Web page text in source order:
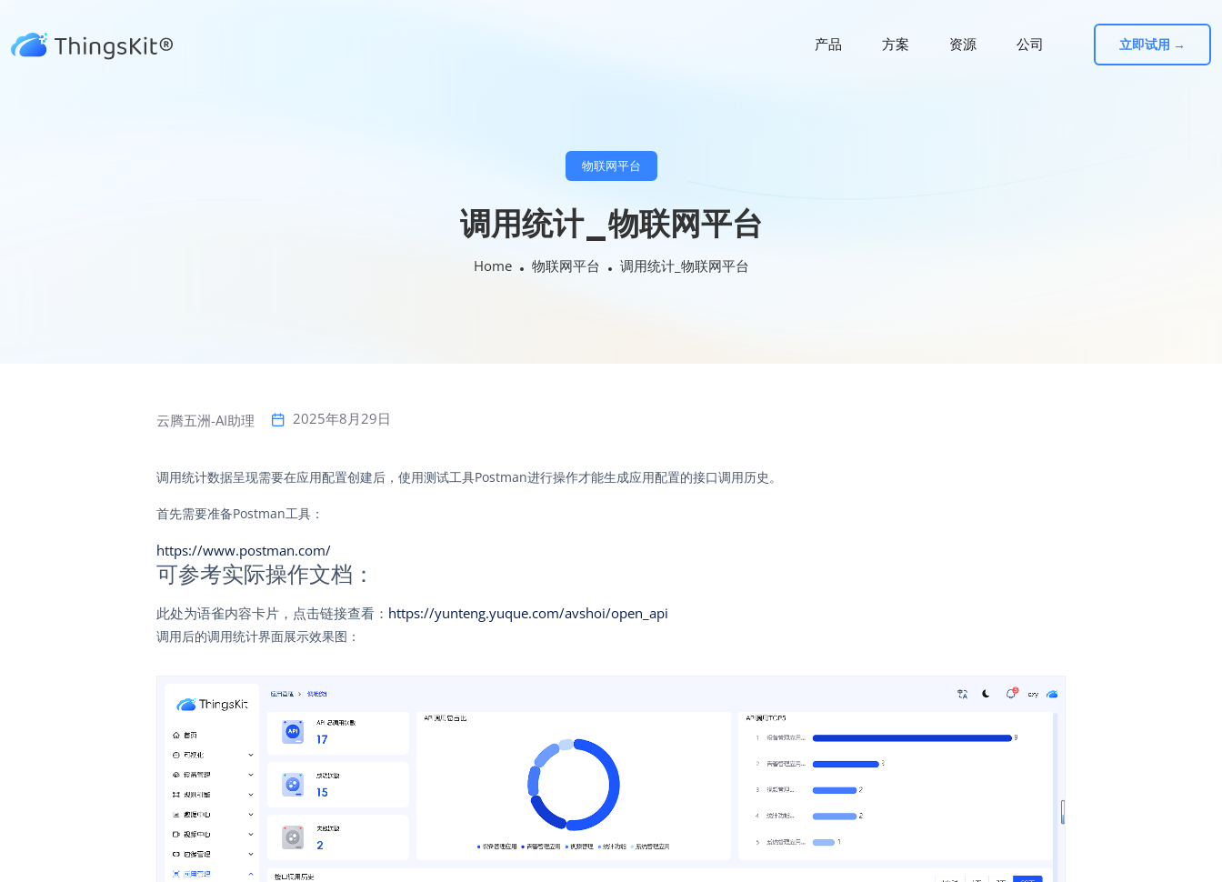
产品 方案 资源 公司 立即试用 →
物联网平台
调用统计_物联网平台
Home 物联网平台 调用统计_物联网平台
云腾五洲-AI助理 2025年8月29日
调用统计数据呈现需要在应用配置创建后，使用测试工具Postman进行操作才能生成应用配置的接口调用历史。
首先需要准备Postman工具：
https://www.postman.com/
可参考实际操作文档：
此处为语雀内容卡片，点击链接查看： https://yunteng.yuque.com/avshoi/open_api
调用后的调用统计界面展示效果图：